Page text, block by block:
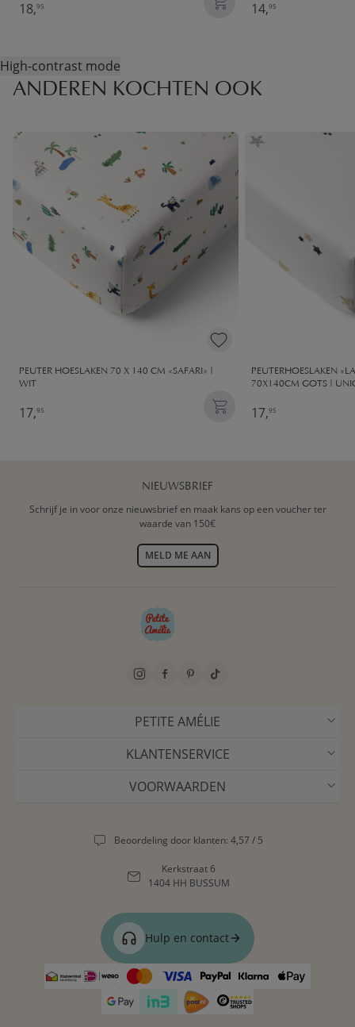
18,95 14,95
High-contrast mode
ANDEREN KOCHTEN OOK
PEUTER HOESLAKEN 70 X 140 CM «SAFARI» |
WIT
17,95
PEUTERHOESLAKEN
70X140CM GOTS |
17,95
NIEUWSBRIEF
Schrijf je in voor onze nieuwsbrief en maak kans op een voucher ter
waarde van 150€
MELD ME AAN
PETITE AMÉLIE
KLANTENSERVICE
VOORWAARDEN
Beoordeling door klanten: 4,57 / 5
Kerkstraat 6
1404 HH BUSSUM
Hulp en contact